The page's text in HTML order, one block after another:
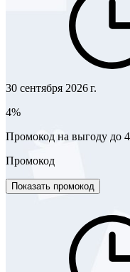
30 сентября 2026 г.
4%
Промокод на выгоду до
Промокод
Показать промокод